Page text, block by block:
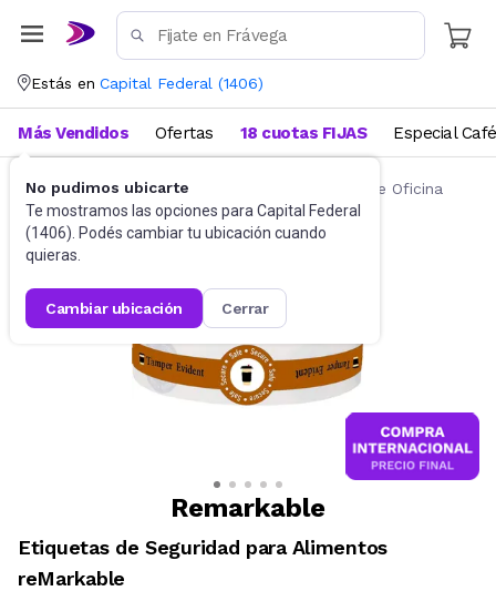
Estás en Capital Federal (1406)
No pudimos ubicarte
Te mostramos las opciones para Capital Federal
(1406). Podés cambiar tu ubicación cuando
quieras.
cambiar ubicación cerrar
Más Vendidos Ofertas 18 cuotas FIJAS Especial Café
Artículos de Librería y Papelería Artículos de Oficina
Remarkable
Etiquetas de Seguridad para Alimentos
reMarkable